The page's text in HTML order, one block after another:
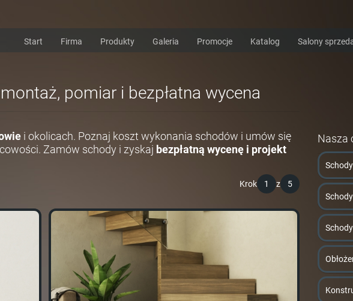
Start Firma Produkty Galeria Promocje Katalog Salony
pomiar i bezpłatna wycena
i okolicach. Poznaj koszt wykonania schodów i umów się
Zamów schody i zyskaj bezpłatną wycenę i projekt
Krok 1 z 5
Nasza